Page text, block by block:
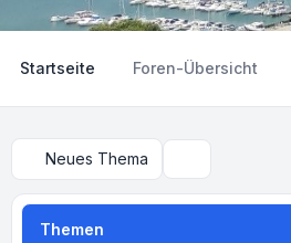
Startseite Foren-Übersicht
Neues Thema
Themen